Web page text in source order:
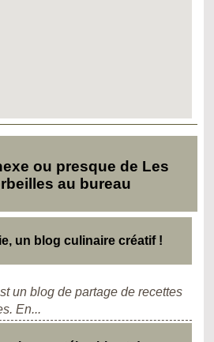
ou presque de Les
au bureau
un blog culinaire créatif !
un blog de partage de recettes
En...